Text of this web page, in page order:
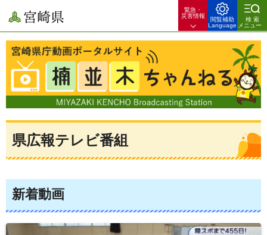
宮崎県
緊急・
災害情報
閲覧補助
Language
検索
メニュー
県広報テレビ番組
新着動画